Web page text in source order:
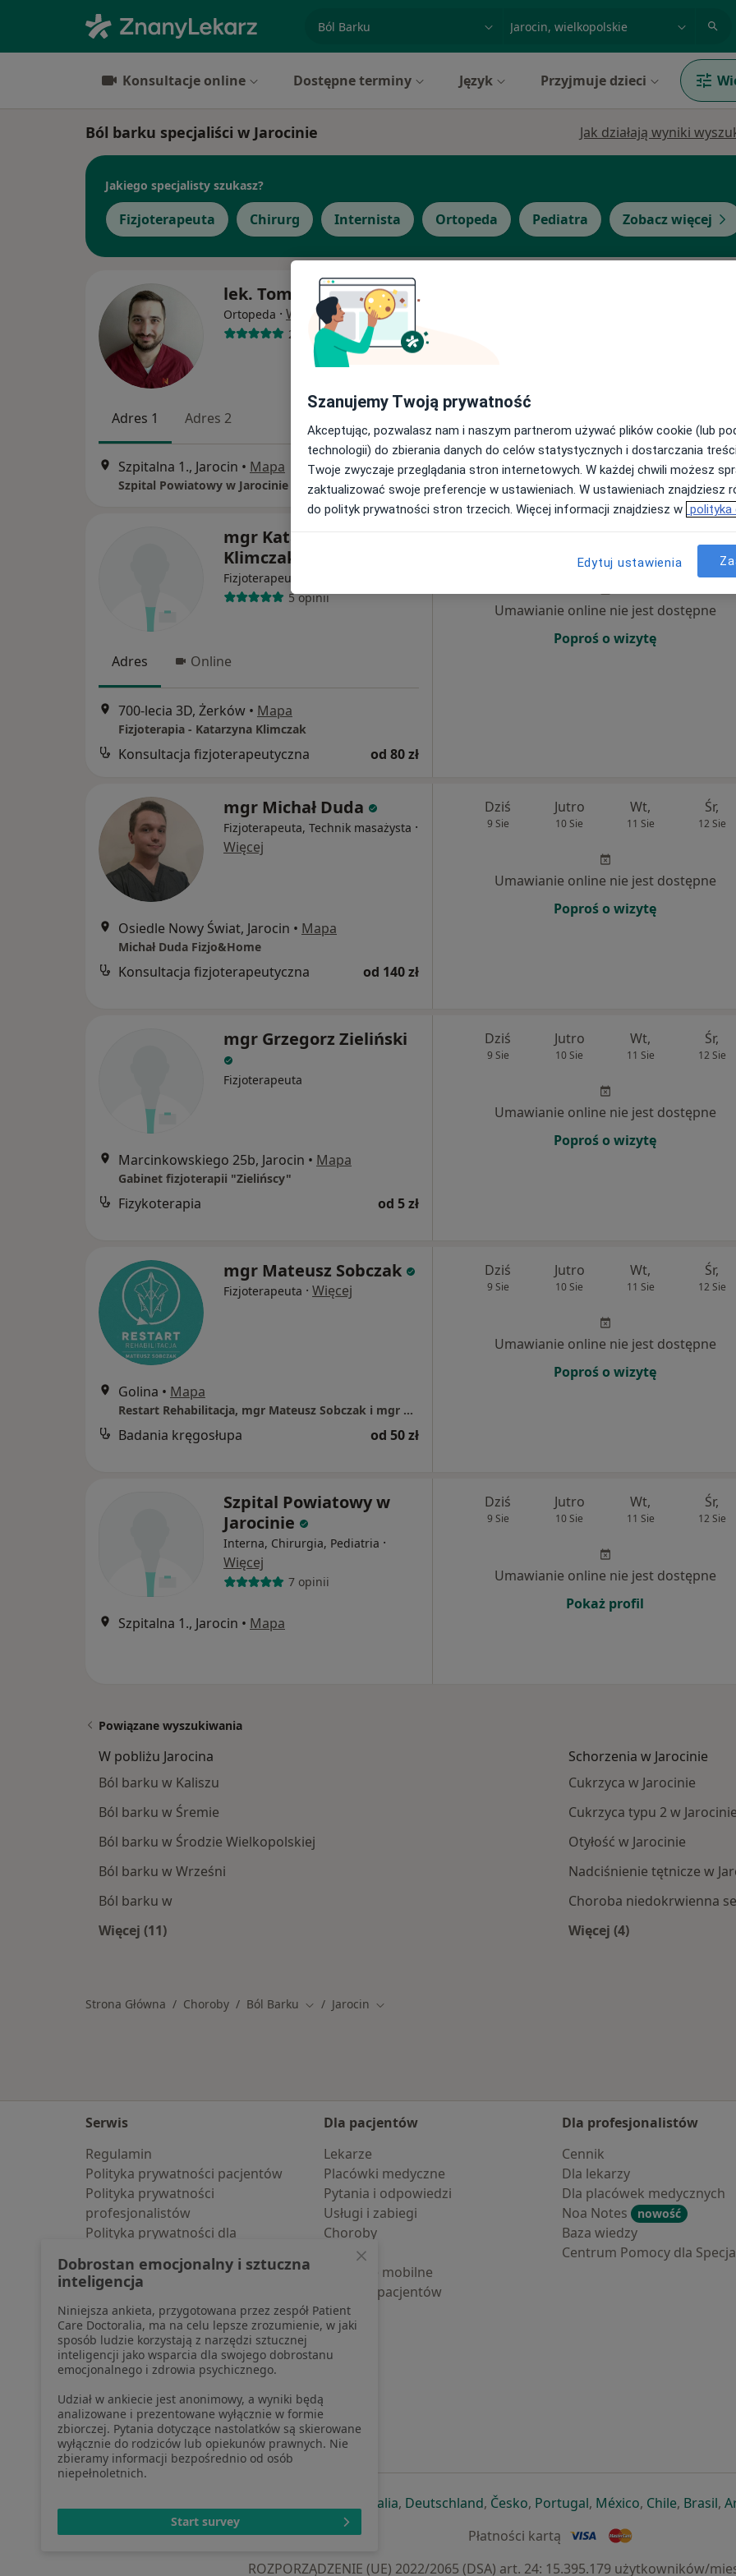
specjalizacja, badanie lub nazwisko
Konsultacje online Dostępne terminy Język Przyjmuje dzieci
Ból barku specjaliści w Jarocinie Jak działają wyniki
Jakiego specjalisty szukasz?
Fizjoterapeuta Chirurg Internista Ortopeda Pediatra Zobacz więcej
lek. Tomasz Koper
Ortopeda · Więcej
22 opinie
Adres 1 Adres 2
Szpitalna 1., Jarocin • Mapa
Szpital Powiatowy w Jarocinie
mgr Katarzyna
Klimczak
Fizjoterapeuta
5 opinii
Adres Online
700-lecia 3D, Żerków • Mapa
Fizjoterapia - Katarzyna Klimczak
Konsultacja fizjoterapeutyczna od 80 zł
12 Sie
Umawianie online nie jest dostępne
Poproś o wizytę
mgr Michał Duda
Fizjoterapeuta, Technik masażysta ·
Więcej
Osiedle Nowy Świat, Jarocin • Mapa
Michał Duda Fizjo&Home
Konsultacja fizjoterapeutyczna od 140 zł
Dziś
9 Sie
Jutro
10 Sie
Wt,
11 Sie
Śr,
12 Sie
Umawianie online nie jest dostępne
Poproś o wizytę
mgr Grzegorz Zieliński
Fizjoterapeuta
Marcinkowskiego 25b, Jarocin • Mapa
Gabinet fizjoterapii "Zielińscy"
Fizykoterapia od 5 zł
Dziś
9 Sie
Jutro
10 Sie
Wt,
11 Sie
Śr,
12 Sie
Umawianie online nie jest dostępne
Poproś o wizytę
mgr Mateusz Sobczak
Fizjoterapeuta · Więcej
Golina • Mapa
Restart Rehabilitacja, mgr Mateusz Sobczak i mgr Katarzyna Piłkowska
Badania kręgosłupa od 50 zł
Dziś
9 Sie
Jutro
10 Sie
Wt,
11 Sie
Śr,
12 Sie
Umawianie online nie jest dostępne
Poproś o wizytę
Szpital Powiatowy w
Jarocinie
Interna, Chirurgia, Pediatria ·
Więcej
7 opinii
Szpitalna 1., Jarocin • Mapa
Dziś
9 Sie
Jutro
10 Sie
Wt,
11 Sie
Śr,
12 Sie
Umawianie online nie jest dostępne
Pokaż profil
Powiązane wyszukiwania
W pobliżu Jarocina
Ból barku w Kaliszu
Ból barku w Śremie
Ból barku w Środzie Wielkopolskiej
Ból barku w Wrześni
Ból barku w
Więcej (11)
Schorzenia w Jarocinie
Cukrzyca w Jarocinie
Cukrzyca typu 2 w Jarocinie
Otyłość w Jarocinie
Nadciśnienie tętnicze w
Choroba niedokrwienna
Więcej (4)
Strona Główna Choroby Ból Barku Zmień miasto
Jarocin Zmień miasto
Serwis
Regulamin
Polityka prywatności pacjentów
Polityka prywatności
profesjonalistów
Polityka prywatności dla
pozyskaliśmy samodzielnie
Polityka cookies
Jak działają wyniki wyszukiwania
Dostępność
O nas
Praca Rekrutujemy!
Partnerzy
Centrum prasowe
Kontakt
Dla pacjentów
Lekarze
Placówki medyczne
Pytania i odpowiedzi
Usługi i zabiegi
Choroby
Pomoc
Aplikacje mobilne
Blog dla pacjentów
Dla profesjonalistów
Cennik
Dla lekarzy
Dla placówek medycznych
Noa Notes
nowość
Baza wiedzy
Centrum Pomocy dla
otwiera się w nowej karcie
otwiera się w nowej karcie
otwiera się w nowej karcie
Italiaotwiera się w nowej karcie
, Deutschlandotwiera się w nowej karcie
, Českootwiera się w nowej karcie
, Portugalotwiera się w nowej
, Méxicootwiera się w
, Chileotwiera
, Brasil,
Płatności kartą
ROZPORZĄDZENIE (UE) 2022/2065 (DSA) art. 24: 15.395.179 użytkowników/
Szanujemy Twoją prywatność
Akceptując, pozwalasz nam i naszym partnerom używać plików cookie (lub
technologii) do zbierania danych do celów statystycznych i dostarczania
Twoje zwyczaje przeglądania stron internetowych. W każdej chwili możesz
zaktualizować swoje preferencje w ustawieniach. W ustawieniach znajdziesz
do polityk prywatności stron trzecich. Więcej informacji znajdziesz w polityka
Edytuj ustawienia
Dobrostan emocjonalny i sztuczna
inteligencja
Niniejsza ankieta, przygotowana przez zespół Patient
Care Doctoralia, ma na celu lepsze zrozumienie, w jaki
sposób ludzie korzystają z narzędzi sztucznej
inteligencji jako wsparcia dla swojego dobrostanu
emocjonalnego i zdrowia psychicznego.
Udział w ankiecie jest anonimowy, a wyniki będą
analizowane i prezentowane wyłącznie w formie
zbiorczej. Pytania dotyczące nastolatków są skierowane
wyłącznie do rodziców lub opiekunów prawnych. Nie
zbieramy informacji bezpośrednio od osób
niepełnoletnich.
Start survey